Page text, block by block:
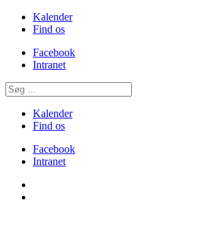
Kalender
Find os
Facebook
Intranet
Kalender
Find os
Facebook
Intranet